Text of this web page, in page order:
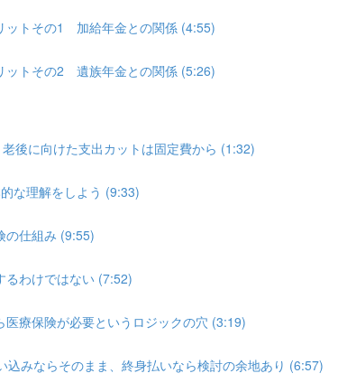
ットその1 加給年金との関係 (4:55)
ットその2 遺族年金との関係 (5:26)
に向けた支出カットは固定費から (1:32)
な理解をしよう (9:33)
の仕組み (9:55)
るわけではない (7:52)
療保険が必要というロジックの穴 (3:19)
込みならそのまま、終身払いなら検討の余地あり (6:57)